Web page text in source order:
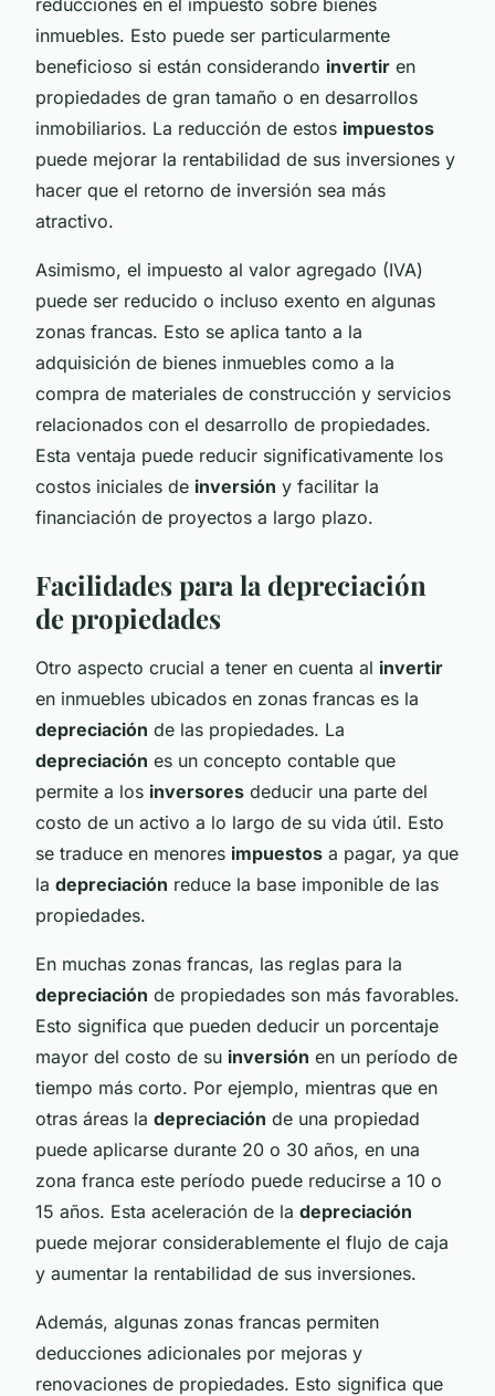
inmuebles. Esto puede ser particularmente
beneficioso si están considerando invertir en
propiedades de gran tamaño o en desarrollos
inmobiliarios. La reducción de estos impuestos
puede mejorar la rentabilidad de sus inversiones y
hacer que el retorno de inversión sea más
atractivo.
Asimismo, el impuesto al valor agregado (IVA)
puede ser reducido o incluso exento en algunas
zonas francas. Esto se aplica tanto a la
adquisición de bienes inmuebles como a la
compra de materiales de construcción y servicios
relacionados con el desarrollo de propiedades.
Esta ventaja puede reducir significativamente los
costos iniciales de inversión y facilitar la
financiación de proyectos a largo plazo.
Facilidades para la depreciación
de propiedades
Otro aspecto crucial a tener en cuenta al invertir
en inmuebles ubicados en zonas francas es la
depreciación de las propiedades. La
depreciación es un concepto contable que
permite a los inversores deducir una parte del
costo de un activo a lo largo de su vida útil. Esto
se traduce en menores impuestos a pagar, ya que
la depreciación reduce la base imponible de las
propiedades.
En muchas zonas francas, las reglas para la
depreciación de propiedades son más favorables.
Esto significa que pueden deducir un porcentaje
mayor del costo de su inversión en un período de
tiempo más corto. Por ejemplo, mientras que en
otras áreas la depreciación de una propiedad
puede aplicarse durante 20 o 30 años, en una
zona franca este período puede reducirse a 10 o
15 años. Esta aceleración de la depreciación
puede mejorar considerablemente el flujo de caja
y aumentar la rentabilidad de sus inversiones.
Además, algunas zonas francas permiten
deducciones adicionales por mejoras y
renovaciones de propiedades. Esto significa que